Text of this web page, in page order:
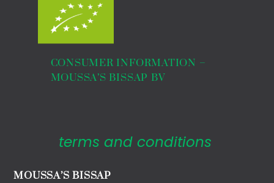
CONSUMER INFORMATION –
MOUSSA’S BISSAP BV
terms and conditions
MOUSSA’S BISSAP